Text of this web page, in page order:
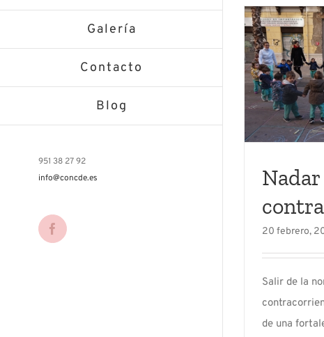
Galería
Contacto
Blog
951 38 27 92
info@concde.es
Facebook
Nadar
20 febrero,
Salir de la
de una